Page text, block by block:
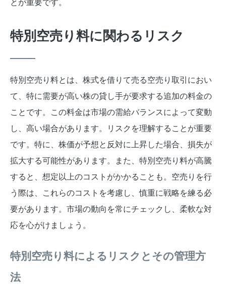
とが重要です。
特別空売り料に関わるリスク
特別空売り料とは、株式を借りて売る空売り取引におい
て、特に需要が高い株の貸し手が要求する追加の料金の
ことです。この料金は市場の需給バランスによって変動
し、高い場合があります。リスクを理解することが重要
です。特に、株価が予想と反対に上昇した場合、損失が
拡大する可能性があります。また、特別空売り料が高騰
すると、想定以上のコストがかかることも。空売りを行
う際は、これらのコストを考慮し、慎重に戦略を練る必
要があります。市場の動向を常にチェックし、柔軟な対
応を心がけましょう。
特別空売り料によるリスクとその管理方
法